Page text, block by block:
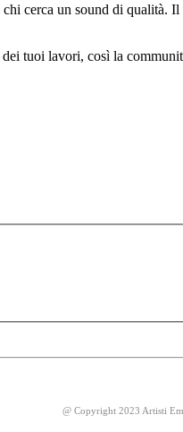
cerca un sound di
tuoi lavori, così la
@ Copyright 2023 Artisti